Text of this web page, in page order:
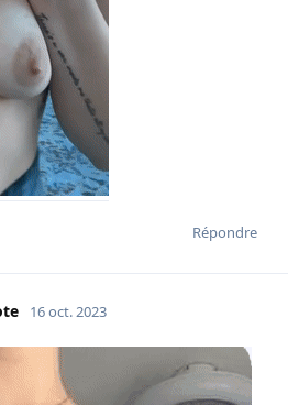
Répondre
16 oct. 2023